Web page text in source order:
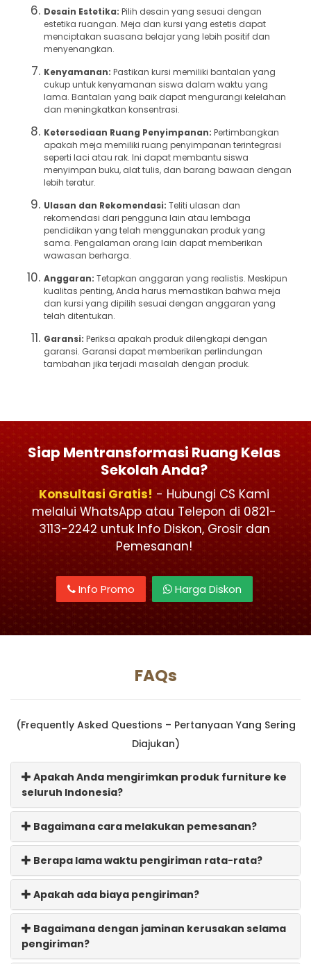
Desain Estetika: Pilih desain yang sesuai dengan
estetika ruangan. Meja dan kursi yang estetis dapat
menciptakan suasana belajar yang lebih positif dan
menyenangkan.
Kenyamanan: Pastikan kursi memiliki bantalan yang
cukup untuk kenyamanan siswa dalam waktu yang
lama. Bantalan yang baik dapat mengurangi kelelahan
dan meningkatkan konsentrasi.
Ketersediaan Ruang Penyimpanan: Pertimbangkan
apakah meja memiliki ruang penyimpanan terintegrasi
seperti laci atau rak. Ini dapat membantu siswa
menyimpan buku, alat tulis, dan barang bawaan dengan
lebih teratur.
Ulasan dan Rekomendasi: Teliti ulasan dan
rekomendasi dari pengguna lain atau lembaga
pendidikan yang telah menggunakan produk yang
sama. Pengalaman orang lain dapat memberikan
wawasan berharga.
Anggaran: Tetapkan anggaran yang realistis. Meskipun
kualitas penting, Anda harus memastikan bahwa meja
dan kursi yang dipilih sesuai dengan anggaran yang
telah ditentukan.
Garansi: Periksa apakah produk dilengkapi dengan
garansi. Garansi dapat memberikan perlindungan
tambahan jika terjadi masalah dengan produk.
Siap Mentransformasi Ruang Kelas
Sekolah Anda?
Konsultasi Gratis! - Hubungi CS Kami
melalui WhatsApp atau Telepon di 0821-
3113-2242 untuk Info Diskon, Grosir dan
Pemesanan!
Info Promo Harga Diskon
FAQs
(Frequently Asked Questions – Pertanyaan Yang Sering
Diajukan)
Apakah Anda mengirimkan produk furniture ke
seluruh Indonesia?
Bagaimana cara melakukan pemesanan?
Berapa lama waktu pengiriman rata-rata?
Apakah ada biaya pengiriman?
Bagaimana dengan jaminan kerusakan selama
pengiriman?